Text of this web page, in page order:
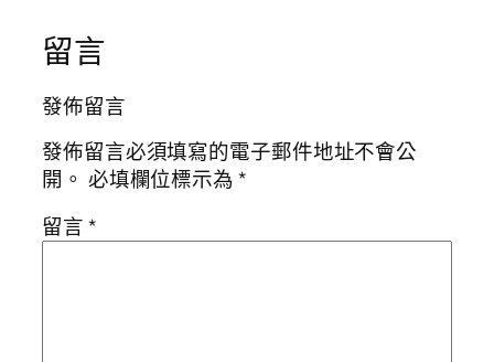
留言
發佈留言
發佈留言必須填寫的電子郵件地址不會公
開。 必填欄位標示為*
留言*